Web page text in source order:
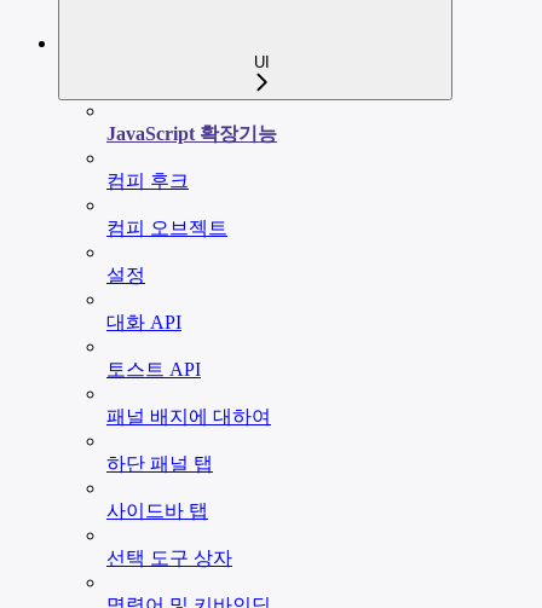
UI
JavaScript 확장기능
컴피 후크
컴피 오브젝트
설정
대화 API
토스트 API
패널 배지에 대하여
하단 패널 탭
사이드바 탭
선택 도구 상자